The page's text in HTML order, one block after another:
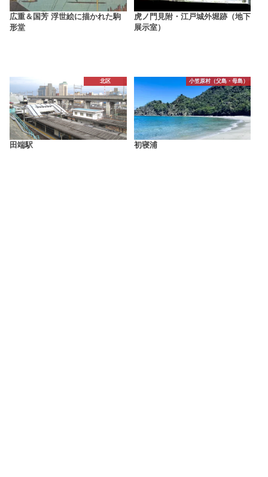
広重＆国芳 浮世絵に描かれた駒
形堂
虎ノ門見附・江戸城外堀跡（地下
展示室）
北区
田端駅
小笠原村（父島・母島）
初寝浦